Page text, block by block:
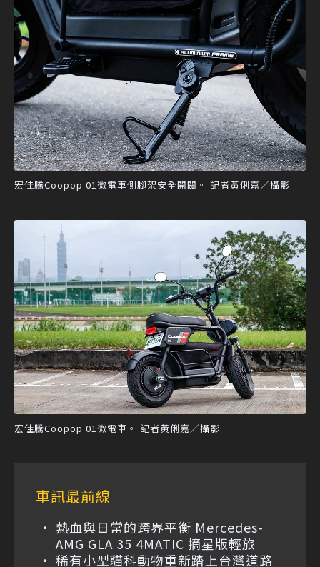
宏佳騰Coopop 01微電車側腳架安全開關。 記者黃俐嘉／攝影
宏佳騰Coopop 01微電車。 記者黃俐嘉／攝影
車訊最前線
熱血與日常的跨界平衡 Mercedes-
AMG GLA 35 4MATIC 摘星版輕旅
稀有小型貓科動物重新踏上台灣道路